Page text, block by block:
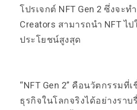
โปรเจกต์ NFT Gen 2 ซึ่งจะท
Creators สามารถนำ NFT ไป
ประโยชน์สูงสุด
“NFT Gen 2” คือนวัตกรรมที่
ธุรกิจในโลกจริงได้อย่างราบ